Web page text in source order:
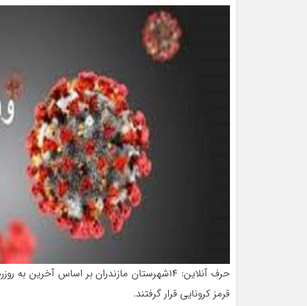
حرف آنلاین: ۱۴شهرستان مازندران بر اساس
قرمز کرونایی قرار گرفتند.